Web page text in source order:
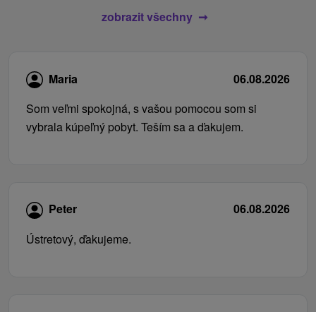
zobrazit všechny
Maria
06.08.2026
Som veľmi spokojná, s vašou pomocou som si
vybrala kúpeľný pobyt. Teším sa a ďakujem.
Peter
06.08.2026
Ústretový, ďakujeme.